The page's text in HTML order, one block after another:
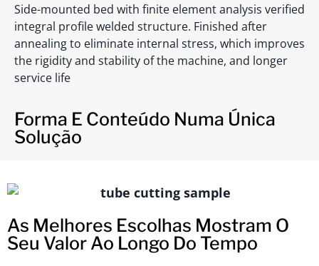
Side-mounted bed with finite element analysis verified
integral profile welded structure. Finished after
annealing to eliminate internal stress, which improves
the rigidity and stability of the machine, and longer
service life
Forma E Conteúdo Numa Única
Solução
As Melhores Escolhas Mostram O
Seu Valor Ao Longo Do Tempo